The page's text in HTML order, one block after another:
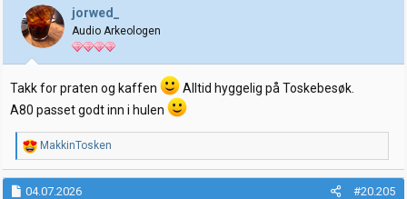
j
o
n
e
r
jorwed_
Audio Arkeologen
Takk for praten og kaffen
Alltid hyggelig på Toskebesøk.
A80 passet godt inn i hulen
R
e
a
k
MakkinTosken
04.07.2026 #20.205